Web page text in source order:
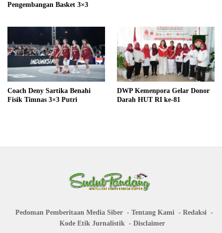
Pengembangan Basket 3×3
Coach Deny Sartika Benahi
Fisik Timnas 3×3 Putri
DWP Kemenpora Gelar Donor
Darah HUT RI ke-81
Pedoman Pemberitaan Media Siber Tentang Kami
Redaksi
Kode Etik Jurnalistik
Disclaimer